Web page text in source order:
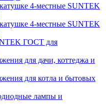
4-местные SUNTEK
4-местные SUNTEK
ГОСТ для
для дачи, коттеджа и
для котла и бытовых
лампы и